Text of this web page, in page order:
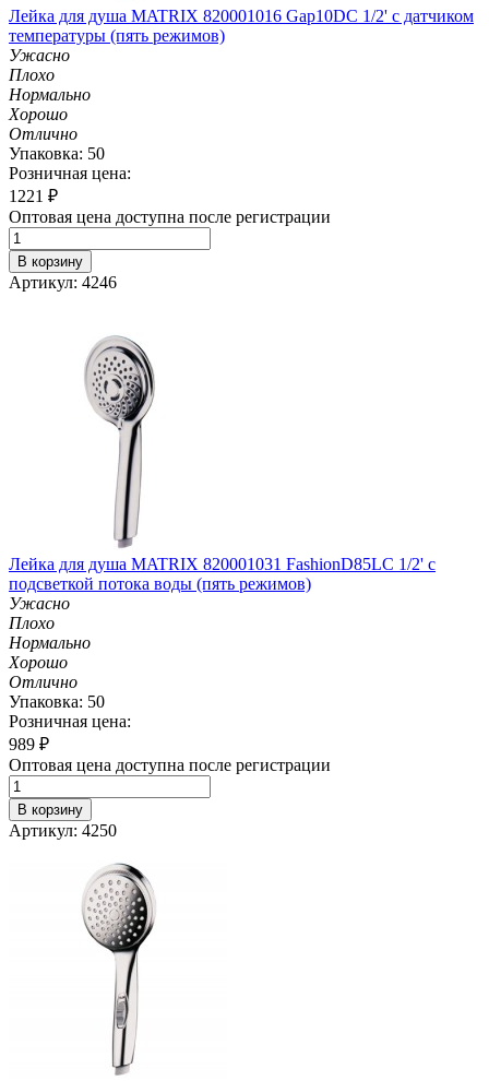
Лейка для душа MATRIX 820001016 Gap10DC 1/2' с датчиком
температуры (пять режимов)
Ужасно
Плохо
Нормально
Хорошо
Отлично
Упаковка: 50
Розничная цена:
1221 ₽
Оптовая цена доступна после регистрации
В корзину
Артикул: 4246
Лейка для душа MATRIX 820001031 Fashion­D85LC 1/2' с
подсветкой потока воды (пять режимов)
Ужасно
Плохо
Нормально
Хорошо
Отлично
Упаковка: 50
Розничная цена:
989 ₽
Оптовая цена доступна после регистрации
В корзину
Артикул: 4250